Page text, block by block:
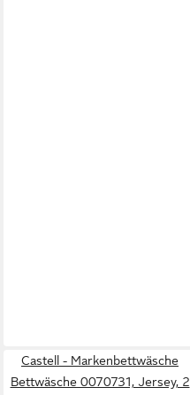
Castell - Markenbettwäsche
Bettwäsche 0070731, Jersey, 2